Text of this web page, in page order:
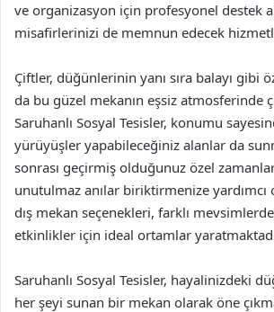
ve organizasyon için profesyonel destek
misafirlerinizi de memnun edecek
Çiftler, düğünlerinin yanı sıra balayı gibi
da bu güzel mekanın eşsiz atmosferinde
Saruhanlı Sosyal Tesisler, konumu
yürüyüşler yapabileceğiniz alanlar da
sonrası geçirmiş olduğunuz özel
unutulmaz anılar biriktirmenize yardımcı
dış mekan seçenekleri, farklı
etkinlikler için ideal ortamlar
Saruhanlı Sosyal Tesisler, hayalinizdeki
her şeyi sunan bir mekan olarak öne